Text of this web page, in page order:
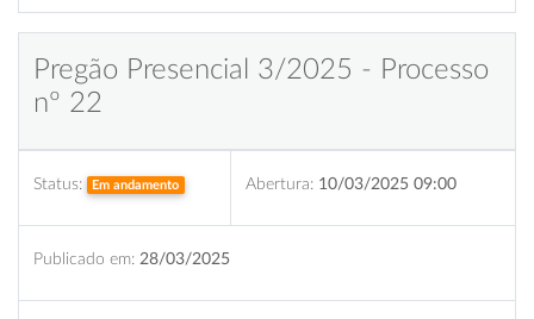
Pregão Presencial 3/2025 - Processo
nº 22
Status: Em andamento Abertura: 10/03/2025 09:00
Publicado em: 28/03/2025